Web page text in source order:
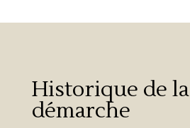
Historique de la
démarche